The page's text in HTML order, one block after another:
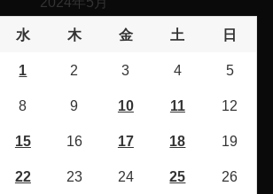
水 木 金 土 日
1 2 3 4 5
8 9 10 11 12
15 16 17 18 19
22 23 24 25 26